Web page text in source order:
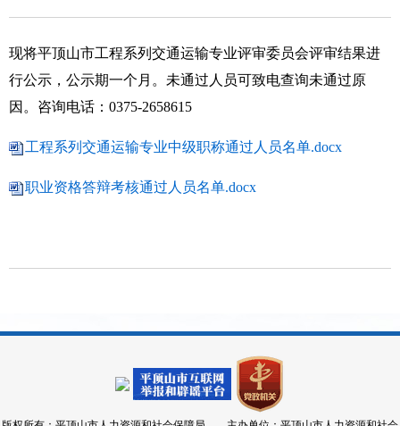
现将平顶山市工程系列交通运输专业评审委员会评审结果进
行公示，公示期一个月。未通过人员可致电查询未通过原
因。咨询电话： 0375-2658615
工程系列交通运输专业中级职称通过人员名单.docx
职业资格答辩考核通过人员名单.docx